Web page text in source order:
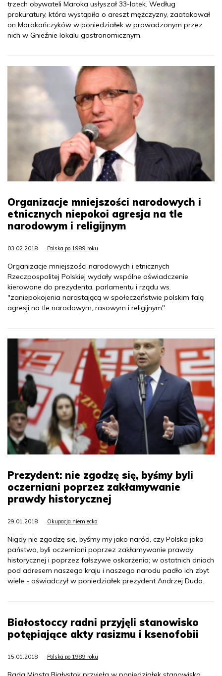
trzech obywateli Maroka usłyszał 33-latek. Według
prokuratury, która wystąpiła o areszt mężczyzny, zaatakował
on Marokańczyków w poniedziałek w prowadzonym przez
nich w Gnieźnie lokalu gastronomicznym.
Organizacje mniejszości narodowych i
etnicznych niepokoi agresja na tle
narodowym i religijnym
03.02.2018 Polska po 1989 roku
Organizacje mniejszości narodowych i etnicznych
Rzeczpospolitej Polskiej wydały wspólne oświadczenie
kierowane do prezydenta, parlamentu i rządu ws.
"zaniepokojenia narastającą w społeczeństwie polskim falą
agresji na tle narodowym, rasowym i religijnym".
Prezydent: nie zgodzę się, byśmy byli
oczerniani poprzez zakłamywanie
prawdy historycznej
29.01.2018 Okupacja niemiecka
Nigdy nie zgodzę się, byśmy my jako naród, czy Polska jako
państwo, byli oczerniani poprzez zakłamywanie prawdy
historycznej i poprzez fałszywe oskarżenia; w ostatnich dniach
pod adresem naszego kraju i naszego narodu padło ich zbyt
wiele - oświadczył w poniedziałek prezydent Andrzej Duda.
Białostoccy radni przyjęli stanowisko
potępiające akty rasizmu i ksenofobii
15.01.2018 Polska po 1989 roku